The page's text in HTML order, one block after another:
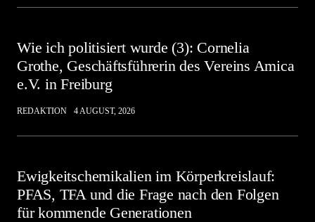
Wie ich politisiert wurde (3): Cornelia
Grothe, Geschäftsführerin des Vereins Amica
e.V. in Freiburg
REDAKTION 4 AUGUST, 2026
Ewigkeitschemikalien im Körperkreislauf:
PFAS, TFA und die Frage nach den Folgen
für kommende Generationen